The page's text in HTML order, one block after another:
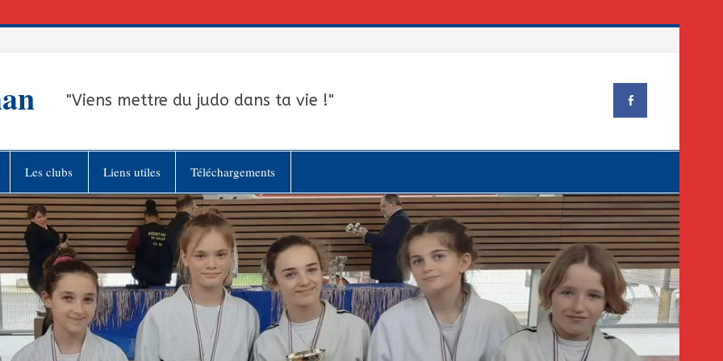
"Viens mettre du judo dans ta vie !"
Les clubs Liens utiles Téléchargements